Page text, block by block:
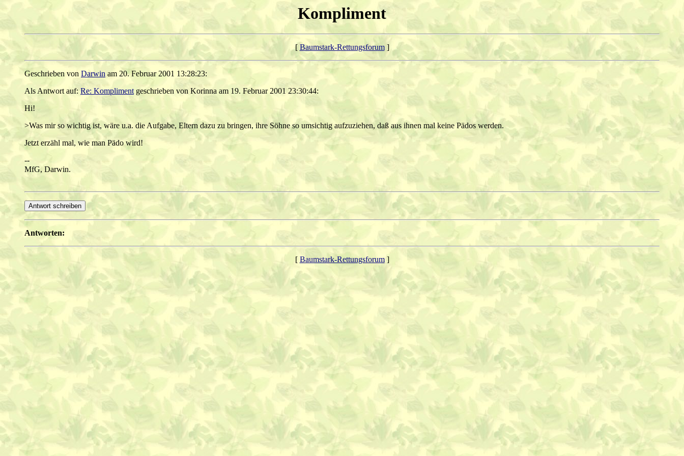
Kompliment
[ Baumstark-Rettungsforum]
Geschrieben von Darwin am 20. Februar 2001 13:28:23:
Als Antwort auf: Re: Komplimentgeschrieben von Korinna am 19. Februar 2001 23:30:44:
Hi!
>Was mir so wichtig ist, wäre u.a. die Aufgabe, Eltern dazu zu bringen, ihre Söhne so umsichtig aufzuziehen, daß aus ihnen mal keine Pädos werden.
Jetzt erzähl mal, wie man Pädo wird!
--
MfG, Darwin.
Antworten:
[ Baumstark-Rettungsforum]